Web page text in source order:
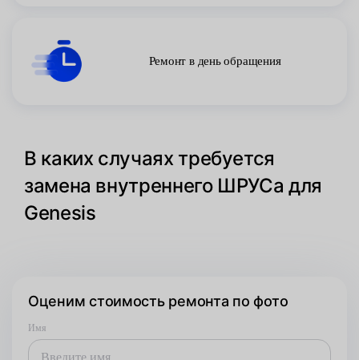
Ремонт в день обращения
В каких случаях требуется
замена внутреннего ШРУСа для
Genesis
Оценим стоимость ремонта по фото
Имя